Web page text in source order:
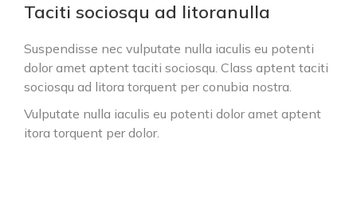
Taciti sociosqu ad litoranulla
Suspendisse nec vulputate nulla iaculis eu potenti
dolor amet aptent taciti sociosqu. Class aptent taciti
sociosqu ad litora torquent per conubia nostra.
Vulputate nulla iaculis eu potenti dolor amet aptent
itora torquent per dolor.